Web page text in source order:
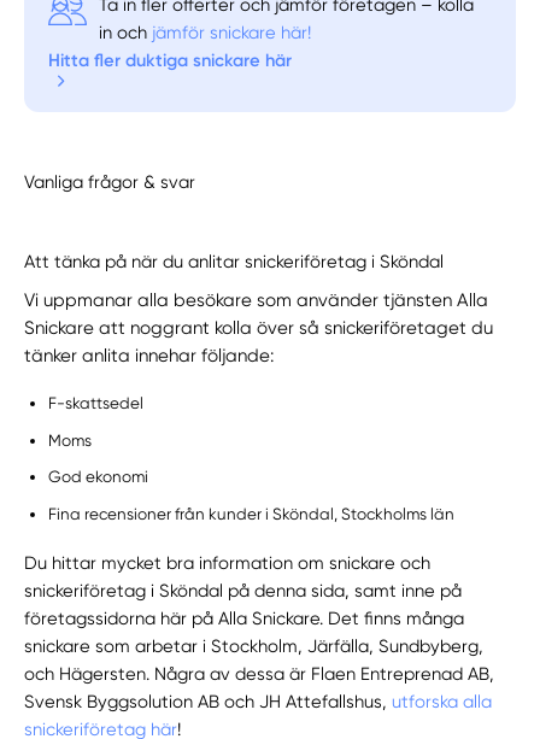
Ta in fler offerter och jämför företagen – kolla
in och jämför snickare här!
Hitta fler duktiga snickare här
Vanliga frågor & svar
Att tänka på när du anlitar snickeriföretag i Sköndal
Vi uppmanar alla besökare som använder tjänsten Alla
Snickare att noggrant kolla över så snickeriföretaget du
tänker anlita innehar följande:
F-skattsedel
Moms
God ekonomi
Fina recensioner från kunder i Sköndal, Stockholms län
Du hittar mycket bra information om snickare och
snickeriföretag i Sköndal på denna sida, samt inne på
företagssidorna här på Alla Snickare. Det finns många
snickare som arbetar i Stockholm, Järfälla, Sundbyberg,
och Hägersten. Några av dessa är Flaen Entreprenad AB,
Svensk Byggsolution AB och JH Attefallshus,utforska alla
snickeriföretag här!